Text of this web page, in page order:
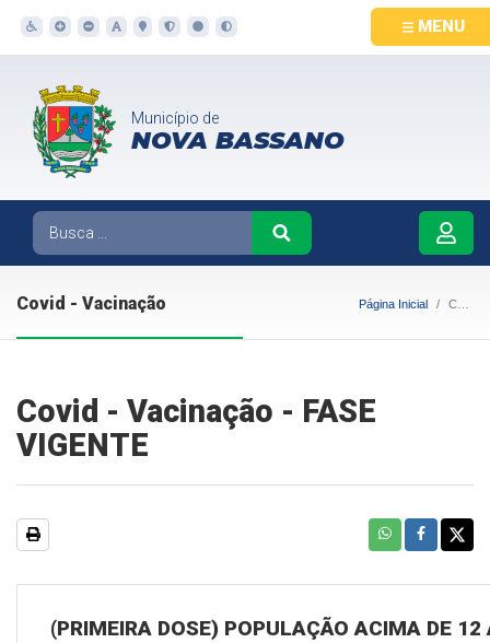
MENU
Município de
NOVA BASSANO
Covid - Vacinação Página Inicial Covid - Vacinação
Covid - Vacinação - FASE
VIGENTE
(PRIMEIRA DOSE) POPULAÇÃO ACIMA DE 12